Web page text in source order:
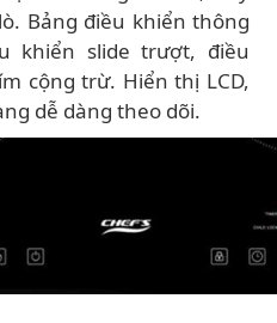
Bảng điều khiển thông
khiển slide trượt, điều
cộng trừ. Hiển thị LCD,
dễ dàng theo dõi.